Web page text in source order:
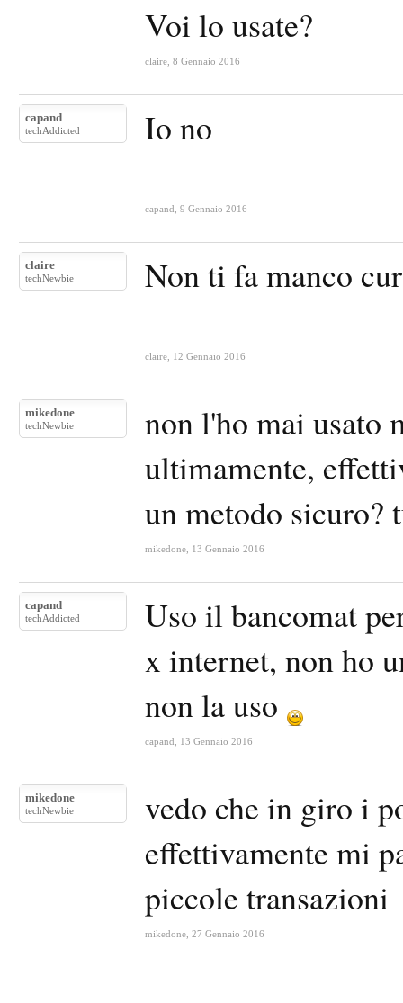
Voi lo usate?
claire 8 Gennaio 2016
capand
techAddicted Io no
capand 9 Gennaio 2016
claire
techNewbie Non ti fa manco
claire 12 Gennaio 2016
mikedone
techNewbie
non l'ho mai usato
ultimamente,
un metodo sicuro?
mikedone 13 Gennaio 2016
capand
techAddicted
Uso il bancomat
x internet, non ho
non la uso
capand 13 Gennaio 2016
mikedone
techNewbie
vedo che in giro i
effettivamente mi
piccole transazioni
mikedone 27 Gennaio 2016